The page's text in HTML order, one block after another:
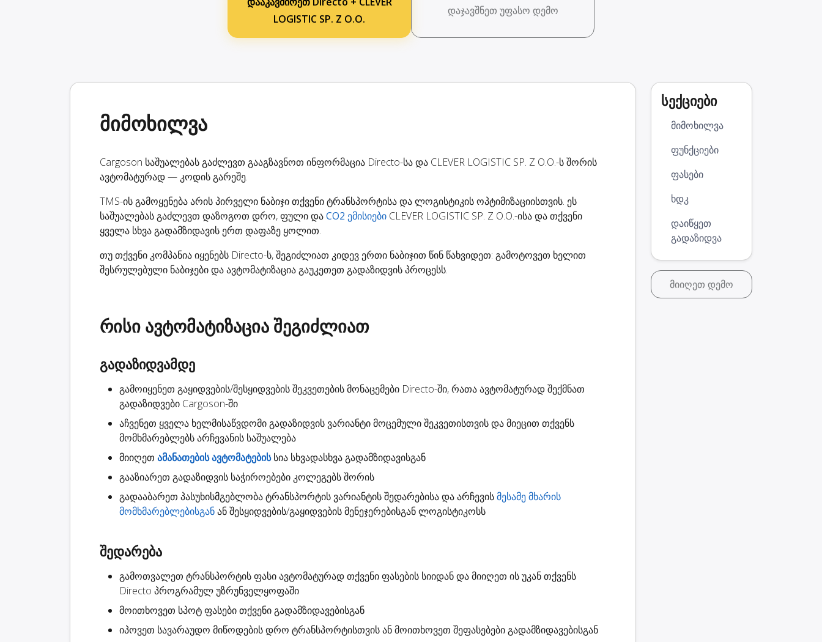
LOGISTIC SP. Z O.O.
დაჯავშნეთ უფასო დემო
მიმოხილვა
Cargoson საშუალებას გაძლევთ გააგზავნოთ ინფორმაცია Directo-სა და CLEVER LOGISTIC SP. Z O.O.-ს შორის
ავტომატურად — კოდის გარეშე.
TMS-ის გამოყენება არის პირველი ნაბიჯი თქვენი ტრანსპორტისა და ლოგისტიკის ოპტიმიზაციისთვის. ეს
საშუალებას გაძლევთ დაზოგოთ დრო, ფული დაCO2 ემისიები CLEVER LOGISTIC SP. Z O.O.-ისა და თქვენი
ყველა სხვა გადამზიდავის ერთ დაფაზე ყოლით.
თუ თქვენი კომპანია იყენებს Directo-ს, შეგიძლიათ კიდევ ერთი ნაბიჯით წინ წახვიდეთ: გამოტოვეთ ხელით
შესრულებული ნაბიჯები და ავტომატიზაცია გაუკეთეთ გადაზიდვის პროცესს.
რისი ავტომატიზაცია შეგიძლიათ
გადაზიდვამდე
გამოიყენეთ გაყიდვების/შესყიდვების შეკვეთების მონაცემები Directo-ში, რათა ავტომატურადშექმნათ
გადაზიდვები Cargoson-ში
აჩვენეთ ყველა ხელმისაწვდომიგადაზიდვის ვარიანტიმოცემული შეკვეთისთვის და მიეცით თქვენს
მომხმარებლებს არჩევანის საშუალება
მიიღეთ ამანათების ავტომატებისსია სხვადასხვა გადამზიდავისგან
გააზიარეთ გადაზიდვის საჭიროებები კოლეგებს შორის
გადააბარეთ პასუხისმგებლობატრანსპორტის ვარიანტის შედარებისა და არჩევისმესამე მხარის
მომხმარებლებისგანან შესყიდვების/გაყიდვების მენეჯერებისგან ლოგისტიკოსს
შედარება
გამოთვალეთ ტრანსპორტის ფასიავტომატურად თქვენი ფასების სიიდან და მიიღეთ ის უკან თქვენს
Directo პროგრამულ უზრუნველყოფაში
მოითხოვეთ სპოტ ფასებითქვენი გადამზიდავებისგან
იპოვეთ სავარაუდო მიწოდების დრო ტრანსპორტისთვის ან მოითხოვეთ შეფასებები გადამზიდავებისგან
სექციები
მიმოხილვა
ფუნქციები
ფასები
ხდკ
დაიწყეთ
გადაზიდვა
მიიღეთ დემო